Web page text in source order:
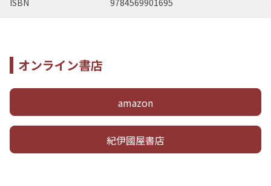
ISBN
9784569901695
オンライン書店
amazon
紀伊國屋書店